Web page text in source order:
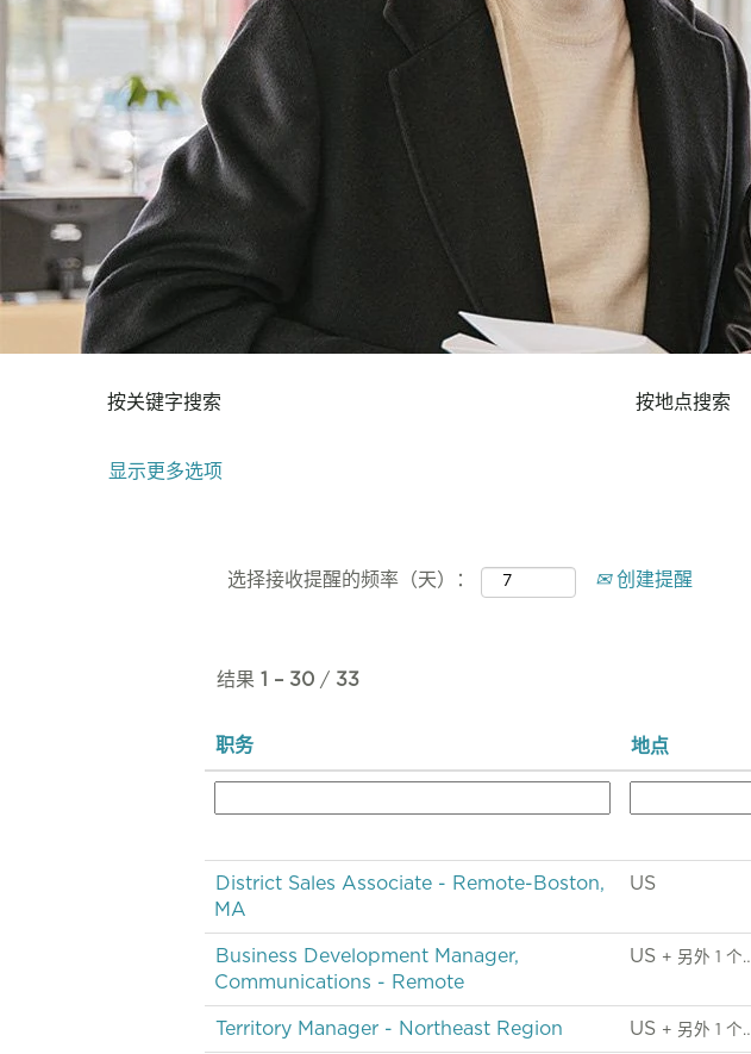
按关键字搜索 按地点搜索
显示更多选项
选择接收提醒的频率（天）： 创建提醒
结果 1 – 30 / 33
职务 地点
District Sales Associate - Remote-Boston,
MA
US
Business Development Manager,
Communications - Remote
US + 另外 1 个
Territory Manager - Northeast Region US + 另外 1 个